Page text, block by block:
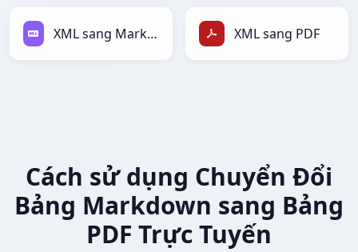
XML sang Markdown XML sang PDF
Cách sử dụng Chuyển Đổi
Bảng Markdown sang Bảng
PDF Trực Tuyến